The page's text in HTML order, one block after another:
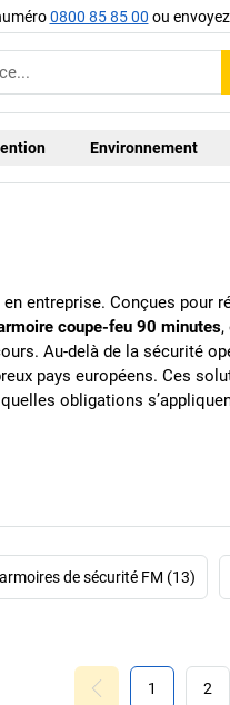
0800 85 85 00 ou
Environnement
en entreprise. Conçues pour
coupe-feu 90 minutes,
Au-delà de la sécurité
pays européens. Ces
obligations
armoires de sécurité FM (13)
1 2